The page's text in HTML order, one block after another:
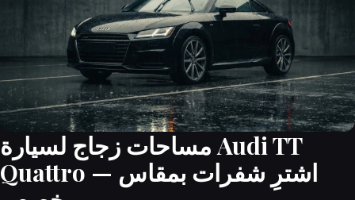
مساحات زجاج لسيارة Audi TT
Quattro — اشترِ شفرات بمقاس